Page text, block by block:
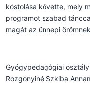
kóstolása követte, mely
programot szabad
magát az ünnepi
Gyógypedagógiai
Rozgonyiné Szkiba